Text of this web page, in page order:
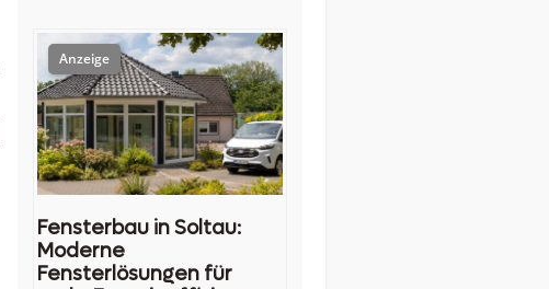
Fensterbau in Soltau:
Moderne
Fensterlösungen für